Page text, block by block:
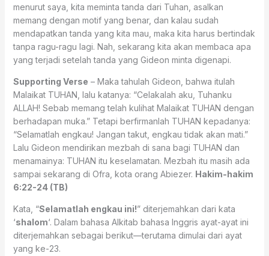
menurut saya, kita meminta tanda dari Tuhan, asalkan
memang dengan motif yang benar, dan kalau sudah
mendapatkan tanda yang kita mau, maka kita harus bertindak
tanpa ragu-ragu lagi. Nah, sekarang kita akan membaca apa
yang terjadi setelah tanda yang Gideon minta digenapi.
Supporting Verse – Maka tahulah Gideon, bahwa itulah
Malaikat TUHAN, lalu katanya: “Celakalah aku, Tuhanku
ALLAH! Sebab memang telah kulihat Malaikat TUHAN dengan
berhadapan muka.” Tetapi berfirmanlah TUHAN kepadanya:
“Selamatlah engkau! Jangan takut, engkau tidak akan mati.”
Lalu Gideon mendirikan mezbah di sana bagi TUHAN dan
menamainya: TUHAN itu keselamatan. Mezbah itu masih ada
sampai sekarang di Ofra, kota orang Abiezer. Hakim-hakim
6:22-24 (TB)
Kata, “Selamatlah engkau ini!” diterjemahkan dari kata
‘shalom‘. Dalam bahasa Alkitab bahasa Inggris ayat-ayat ini
diterjemahkan sebagai berikut—terutama dimulai dari ayat
yang ke-23.